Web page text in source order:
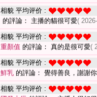
相貌 平均评价 :
的評論： 主播的貓很可愛(
相貌 平均评价 :
重顏值 的評論： 真的是很可愛(
相貌 平均评价 :
鮮乳 的評論： 覺得善良，謝謝
相貌 平均评价 :